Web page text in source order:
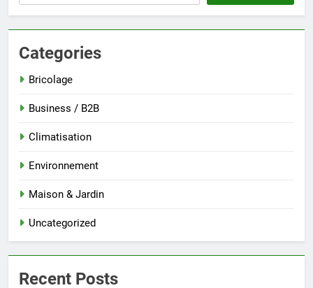
Categories
Bricolage
Business / B2B
Climatisation
Environnement
Maison & Jardin
Uncategorized
Recent Posts